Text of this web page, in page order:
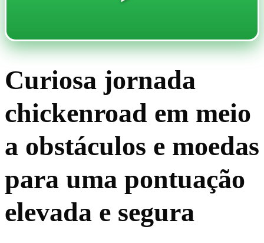
Curiosa jornada
chickenroad em meio
a obstáculos e moedas
para uma pontuação
elevada e segura